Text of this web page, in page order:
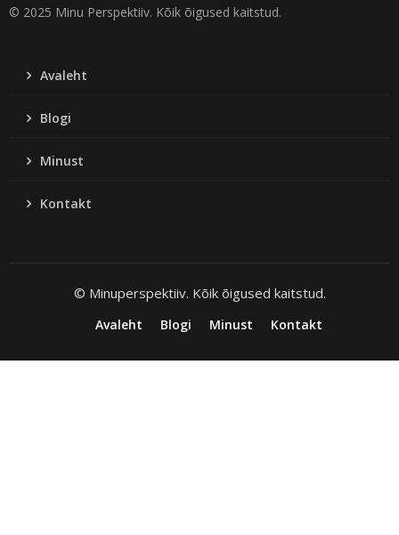
© 2025 Minu Perspektiiv. Kõik õigused kaitstud.
Avaleht
Blogi
Minust
Kontakt
© Minuperspektiiv. Kõik õigused kaitstud.
Avaleht Blogi Minust Kontakt